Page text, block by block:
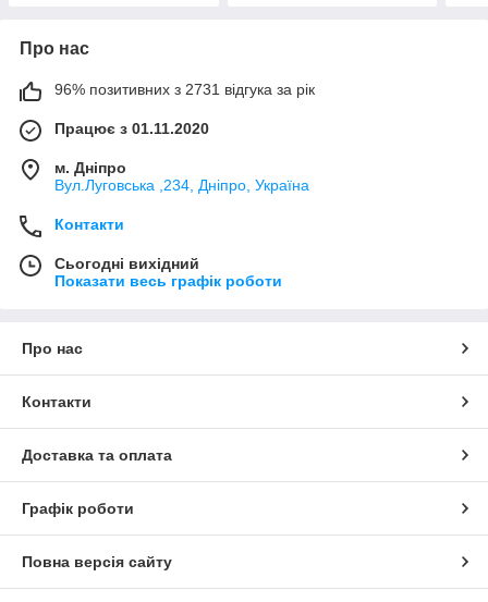
Про нас
96% позитивних з 2731 відгука за рік
Працює з 01.11.2020
м. Дніпро
Вул.Луговська ,234, Дніпро, Україна
Контакти
Сьогодні вихідний
Показати весь графік роботи
Про нас
Контакти
Доставка та оплата
Графік роботи
Повна версія сайту